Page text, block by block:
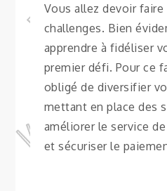
Vous allez devoir faire
challenges. Bien
apprendre à fidéliser
premier défi. Pour ce
obligé de diversifier
mettant en place des
améliorer le service
et sécuriser le